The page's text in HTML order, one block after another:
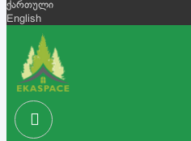
ქართული
English